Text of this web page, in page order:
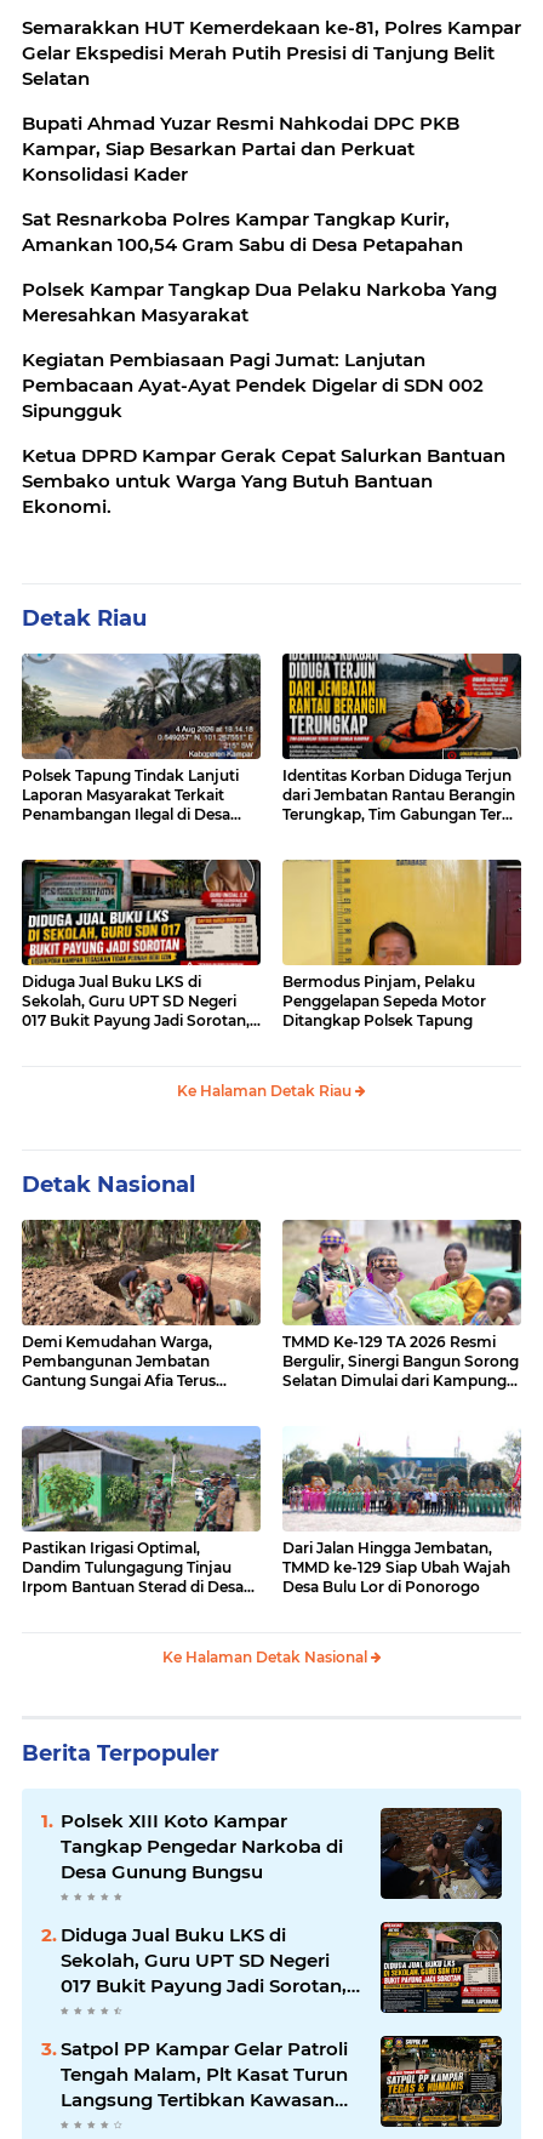
Semarakkan HUT Kemerdekaan ke-81, Polres Kampar
Gelar Ekspedisi Merah Putih Presisi di Tanjung Belit
Selatan
Bupati Ahmad Yuzar Resmi Nahkodai DPC PKB
Kampar, Siap Besarkan Partai dan Perkuat
Konsolidasi Kader
Sat Resnarkoba Polres Kampar Tangkap Kurir,
Amankan 100,54 Gram Sabu di Desa Petapahan
Polsek Kampar Tangkap Dua Pelaku Narkoba Yang
Meresahkan Masyarakat
Kegiatan Pembiasaan Pagi Jumat: Lanjutan
Pembacaan Ayat-Ayat Pendek Digelar di SDN 002
Sipungguk
Ketua DPRD Kampar Gerak Cepat Salurkan Bantuan
Sembako untuk Warga Yang Butuh Bantuan
Ekonomi.
Detak Riau
Polsek Tapung Tindak Lanjuti
Laporan Masyarakat Terkait
Penambangan Ilegal di Desa
Identitas Korban Diduga Terjun
dari Jembatan Rantau Berangin
Terungkap, Tim Gabungan Terus
Diduga Jual Buku LKS di
Sekolah, Guru UPT SD Negeri
017 Bukit Payung Jadi Sorotan,
Bermodus Pinjam, Pelaku
Penggelapan Sepeda Motor
Ditangkap Polsek Tapung
Ke Halaman Detak Riau
Detak Nasional
Demi Kemudahan Warga,
Pembangunan Jembatan
Gantung Sungai Afia Terus
TMMD Ke-129 TA 2026 Resmi
Bergulir, Sinergi Bangun Sorong
Selatan Dimulai dari Kampung
Pastikan Irigasi Optimal,
Dandim Tulungagung Tinjau
Irpom Bantuan Sterad di Desa
Dari Jalan Hingga Jembatan,
TMMD ke-129 Siap Ubah Wajah
Desa Bulu Lor di Ponorogo
Ke Halaman Detak Nasional
Berita Terpopuler
Polsek XIII Koto Kampar
Tangkap Pengedar Narkoba di
Desa Gunung Bungsu
Diduga Jual Buku LKS di
Sekolah, Guru UPT SD Negeri
017 Bukit Payung Jadi Sorotan,
Disdikpora Kampar Tegaskan
Tidak Pernah Beri Izin
Satpol PP Kampar Gelar Patroli
Tengah Malam, Plt Kasat Turun
Langsung Tertibkan Kawasan
Publik dan Warung Karaoke